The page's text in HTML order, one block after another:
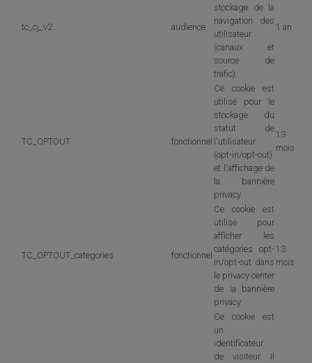
tc_cj_v2 audience
stockage de la
navigation des
utilisateur
(canaux et
source de
trafic).
1 an
TC_OPTOUT fonctionnel
Ce cookie est
utilisé pour le
stockage du
statut de
l'utilisateur
(opt-in/opt-out)
et l'affichage de
la bannière
privacy.
13
mois
TC_OPTOUT_categories fonctionnel
Ce cookie est
utilisé pour
afficher les
catégories opt-
in/opt-out dans
le privacy center
de la bannière
privacy.
13
mois
Ce cookie est
un
identificateur
de visiteur. Il